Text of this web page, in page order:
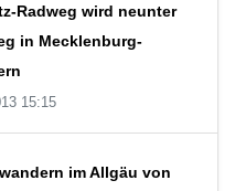
Radweg wird neunter
in Mecklenburg-
15:15
im Allgäu von